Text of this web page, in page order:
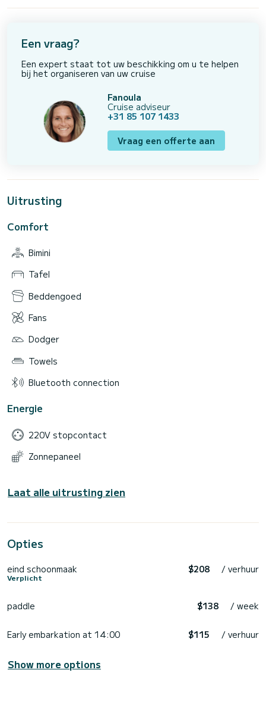
Een vraag?
Een expert staat tot uw beschikking om u te helpen
bij het organiseren van uw cruise
Fanoula
Cruise adviseur
+31 85 107 1433
Vraag een offerte aan
Uitrusting
Comfort
Bimini
Tafel
Beddengoed
Fans
Dodger
Towels
Bluetooth connection
Energie
220V stopcontact
Zonnepaneel
Laat alle uitrusting zien
Opties
eind schoonmaak
Verplicht
$208 / verhuur
paddle $138 / week
Early embarkation at 14:00 $115 / verhuur
Show more options